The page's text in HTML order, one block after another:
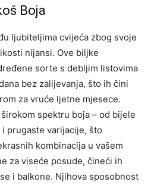
Boja
ljubiteljima cvijeća zbog svoje
nijansi. Ove biljke
sorte s debljim listovima
bez zalijevanja, što ih čini
za vruće ljetne mjesece.
spektru boja – od bijele
prugaste varijacije, što
kombinacija u vašem
za viseće posude, čineći ih
i balkone. Njihova sposobnost